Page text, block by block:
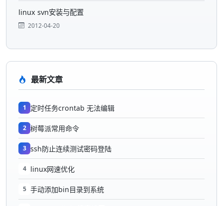
linux svn安装与配置
2012-04-20
最新文章
1 定时任务crontab 无法编辑
2 树莓派常用命令
3 ssh防止连续测试密码登陆
4 linux网速优化
5 手动添加bin目录到系统